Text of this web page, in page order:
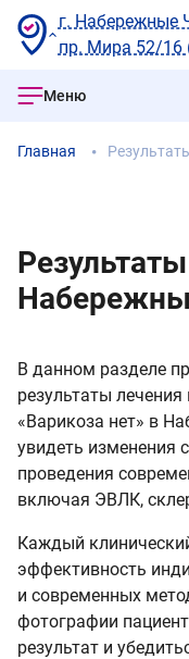
г. Набережные
пр. Мира 52/16
Меню
Главная
В данном разделе
результаты
«Варикоза нет» в
увидеть изменения
проведения
включая ЭВЛК,
Каждый
эффективность
и современных
фотографии
результат и